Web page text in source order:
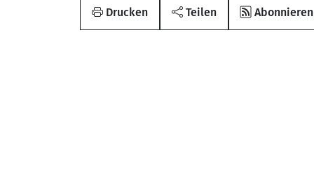
Drucken Teilen Abonnieren